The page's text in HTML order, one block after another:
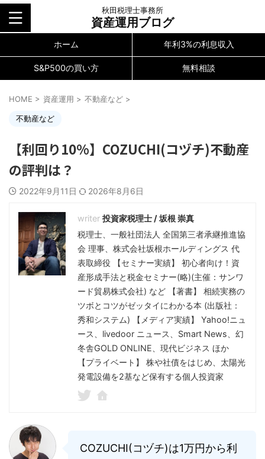
秋田税理士事務所
資産運用ブログ
ホーム 年利3%の利息収入
S&P500の買い方 無料相談
HOME > 資産運用 > 不動産など >
不動産など
【利回り10%】COZUCHI(コヅチ)不動産
の評判は？
2022年9月11日 2026年8月6日
投資家税理士 / 坂根 崇真
税理士、一般社団法人 全国第三者承継推進協
会 理事、株式会社坂根ホールディングス 代
表取締役 【セミナー実績】 初心者向け！資
産形成手法と税金セミナー(略)(主催：サンワ
ード貿易株式会社) など 【著書】 相続実務の
ツボとコツがゼッタイにわかる本 (出版社：
秀和システム) 【メディア実績】 Yahoo!ニュ
ース、livedoor ニュース、Smart News、幻
冬舎GOLD ONLINE、現代ビジネス ほか
【プライベート】 株や社債をはじめ、太陽光
発電設備を2基など保有する個人投資家
COZUCHI(コヅチ)は1万円から利